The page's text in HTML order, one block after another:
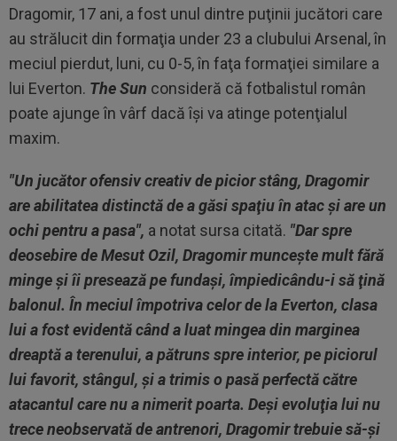
Dragomir, 17 ani, a fost unul dintre puţinii jucători care
au strălucit din formaţia under 23 a clubului Arsenal, în
meciul pierdut, luni, cu 0-5, în faţa formaţiei similare a
lui Everton. The Sun consideră că fotbalistul român
poate ajunge în vârf dacă îşi va atinge potenţialul
maxim.
"Un jucător ofensiv creativ de picior stâng, Dragomir
are abilitatea distinctă de a găsi spaţiu în atac şi are un
ochi pentru a pasa", a notat sursa citată. "Dar spre
deosebire de Mesut Ozil, Dragomir munceşte mult fără
minge şi îi presează pe fundaşi, împiedicându-i să ţină
balonul. În meciul împotriva celor de la Everton, clasa
lui a fost evidentă când a luat mingea din marginea
dreaptă a terenului, a pătruns spre interior, pe piciorul
lui favorit, stângul, şi a trimis o pasă perfectă către
atacantul care nu a nimerit poarta. Deşi evoluţia lui nu
trece neobservată de antrenori, Dragomir trebuie să-şi